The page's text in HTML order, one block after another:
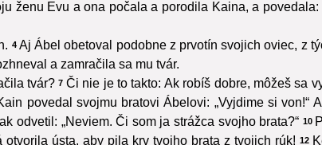
ženu Evu a ona počala a porodila Kaina, a povedala:
4 Aj Ábel obetoval podobne z prvotín svojich oviec, z
a zamračila sa mu tvár.
tvár? 7 Či nie je to takto: Ak robíš dobre, môžeš sa
povedal svojmu bratovi Ábelovi: „Vyjdime si
odvetil: „Neviem. Či som ja strážca svojho brata?“ 10
otvorila ústa, aby pila krv tvojho brata z tvojich rúk! 12